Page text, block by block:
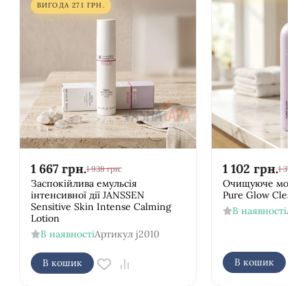
ВИГОДА271 ГРН.
1 667 грн.1 938 грн.
Заспокійлива емульсія
інтенсивної дії JANSSEN
Sensitive Skin Intense Calming
Lotion
В наявностіАртикул j2010
В кошик
1 102 грн.1 377
Очищуюче
Pure Glow
В наявності
В кошик